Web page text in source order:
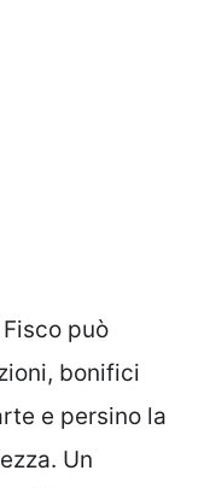
può
bonifici
e persino la
Un